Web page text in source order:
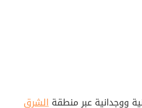
ووجدانية عبر منطقة الشرق